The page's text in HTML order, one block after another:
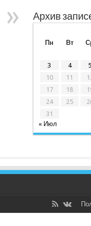
Архив
Пн
Вт
3
4 5
10
11
17
18
24
25
31
« Июл